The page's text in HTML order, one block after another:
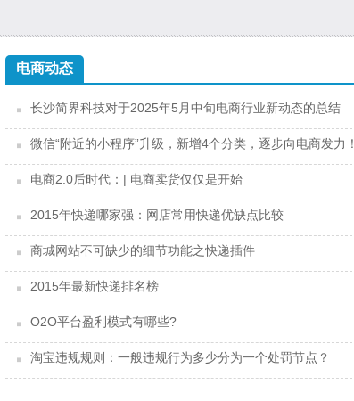
电商动态
长沙简界科技对于2025年5月中旬电商行业新动态的总结
微信“附近的小程序”升级，新增4个分类，逐步向电商发力！
电商2.0后时代：| 电商卖货仅仅是开始
2015年快递哪家强：网店常用快递优缺点比较
商城网站不可缺少的细节功能之快递插件
2015年最新快递排名榜
O2O平台盈利模式有哪些?
淘宝违规规则：一般违规行为多少分为一个处罚节点？